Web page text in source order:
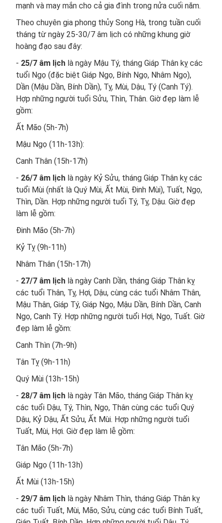
mạnh và may mắn cho cả gia đình trong nửa cuối năm.
Theo chuyên gia phong thủy Song Hà, trong tuần cuối
tháng từ ngày 25-30/7 âm lịch có những khung giờ
hoàng đạo sau đây:
- 25/7 âm lịch là ngày Mậu Tý, tháng Giáp Thân kỵ các
tuổi Ngọ (đặc biệt Giáp Ngọ, Bính Ngọ, Nhâm Ngọ),
Dần (Mậu Dần, Bính Dần), Tỵ, Mùi, Dậu, Tý (Canh Tý).
Hợp những người tuổi Sửu, Thìn, Thân. Giờ đẹp làm lễ
gồm:
Ất Mão (5h-7h)
Mậu Ngọ (11h-13h):
Canh Thân (15h-17h)
- 26/7 âm lịch là ngày Kỷ Sửu, tháng Giáp Thân kỵ các
tuổi Mùi (nhất là Quý Mùi, Ất Mùi, Đinh Mùi), Tuất, Ngọ,
Thìn, Dần. Hợp những người tuổi Tý, Tỵ, Dậu. Giờ đẹp
làm lễ gồm:
Đinh Mão (5h-7h)
Kỷ Tỵ (9h-11h)
Nhâm Thân (15h-17h)
- 27/7 âm lịch là ngày Canh Dần, tháng Giáp Thân kỵ
các tuổi Thân, Tỵ, Hợi, Dậu, cùng các tuổi Nhâm Thân,
Mậu Thân, Giáp Tý, Giáp Ngọ, Mậu Dần, Bính Dần, Canh
Ngọ, Canh Tý. Hợp những người tuổi Hợi, Ngọ, Tuất. Giờ
đẹp làm lễ gồm:
Canh Thìn (7h-9h)
Tân Tỵ (9h-11h)
Quý Mùi (13h-15h)
- 28/7 âm lịch là ngày Tân Mão, tháng Giáp Thân kỵ
các tuổi Dậu, Tý, Thìn, Ngọ, Thân cùng các tuổi Quý
Dậu, Kỷ Dậu, Ất Sửu, Ất Mùi. Hợp những người tuổi
Tuất, Mùi, Hợi. Giờ đẹp làm lễ gồm:
Tân Mão (5h-7h)
Giáp Ngọ (11h-13h)
Ất Mùi (13h-15h)
- 29/7 âm lịch là ngày Nhâm Thìn, tháng Giáp Thân kỵ
các tuổi Tuất, Mùi, Mão, Sửu, cùng các tuổi Bính Tuất,